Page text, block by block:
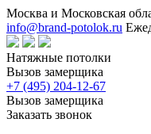
Москва и Московская
info@brand-potolok.ru
Натяжные потолки
Вызов замерщика
+7 (495) 204-12-67
Вызов замерщика
Заказать звонок